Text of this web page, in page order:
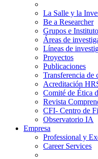
La Salle y la
Be a Researcher
Grupos e
Áreas de
Líneas de
Proyectos
Publicaciones
Transferencia de
Acreditación
Comité de Ética
Revista
CFI- Centro de
Observatorio IA
Empresa
Professional y
Career Services